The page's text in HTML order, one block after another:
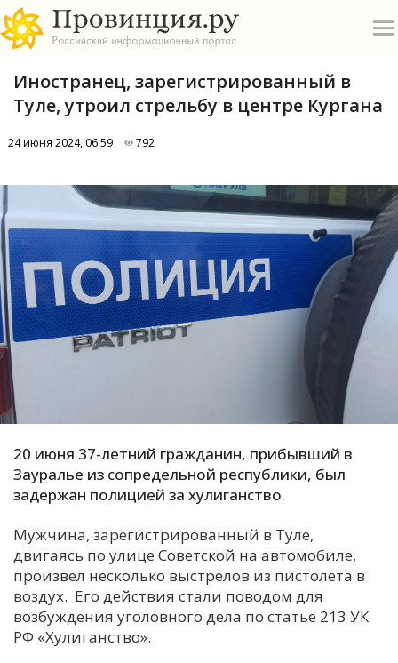
А
Б
В
Е
И
К
О
С
У
Иностранец, зарегистрированный в
Туле, утроил стрельбу в центре Кургана
24 июня 2024, 06:59 792
20 июня 37-летний гражданин, прибывший в
Зауралье из сопредельной республики, был
задержан полицией за хулиганство.
Мужчина, зарегистрированный в Туле,
двигаясь по улице Советской на автомобиле,
произвел несколько выстрелов из пистолета в
воздух. Его действия стали поводом для
возбуждения уголовного дела по статье 213 УК
РФ «Хулиганство».